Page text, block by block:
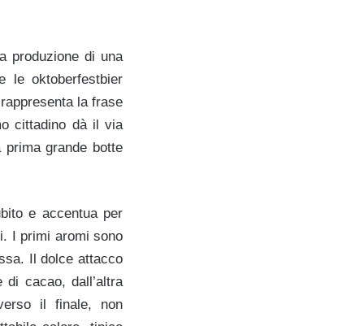
produzione di una
le oktoberfestbier
la frase
cittadino dà il via
grande botte
e accentua per
I primi aromi sono
Il dolce attacco
cacao, dall’altra
il finale, non